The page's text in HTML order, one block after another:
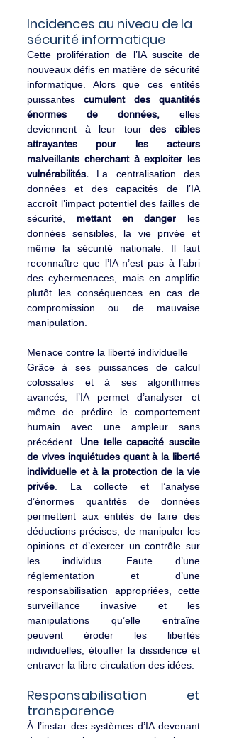
Incidences au niveau de la
sécurité informatique
Cette prolifération de l’IA suscite de
nouveaux défis en matière de sécurité
informatique. Alors que ces entités
puissantes cumulent des quantités
énormes de données, elles
deviennent à leur tour des cibles
attrayantes pour les acteurs
malveillants cherchant à exploiter les
vulnérabilités. La centralisation des
données et des capacités de l’IA
accroît l’impact potentiel des failles de
sécurité, mettant en danger les
données sensibles, la vie privée et
même la sécurité nationale. Il faut
reconnaître que l’IA n’est pas à l’abri
des cybermenaces, mais en amplifie
plutôt les conséquences en cas de
compromission ou de mauvaise
manipulation.
Menace contre la liberté individuelle
Grâce à ses puissances de calcul
colossales et à ses algorithmes
avancés, l’IA permet d’analyser et
même de prédire le comportement
humain avec une ampleur sans
précédent. Une telle capacité suscite
de vives inquiétudes quant à la liberté
individuelle et à la protection de la vie
privée . La collecte et l’analyse
d’énormes quantités de données
permettent aux entités de faire des
déductions précises, de manipuler les
opinions et d’exercer un contrôle sur
les individus. Faute d’une
réglementation et d’une
responsabilisation appropriées, cette
surveillance invasive et les
manipulations qu’elle entraîne
peuvent éroder les libertés
individuelles, étouffer la dissidence et
entraver la libre circulation des idées.
Responsabilisation et
transparence
À l’instar des systèmes d’IA devenant